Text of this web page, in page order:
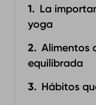
La
yoga
Alimentos
equilibrada
Hábitos